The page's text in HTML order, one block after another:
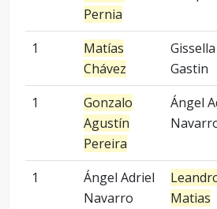
Pernia
1
Matías
Chávez
Gissella
Gastin
1
Gonzalo
Agustín
Pereira
Ángel
1
Ángel Adriel
Navarro
Matias